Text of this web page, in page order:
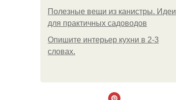
Полезные вещи из канистры. Идеи
для практичных садоводов
Опишите интерьер кухни в 2-3
словах.